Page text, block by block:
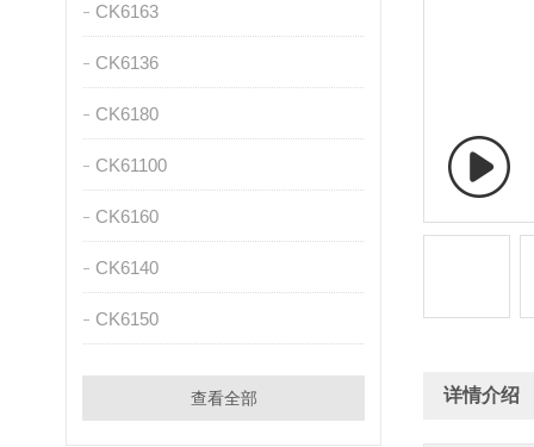
CK6163
CK6136
CK6180
CK61100
CK6160
CK6140
CK6150
查看全部 详情介绍